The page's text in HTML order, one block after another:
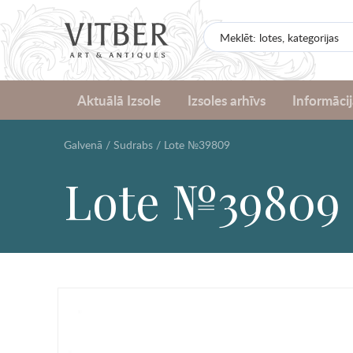
Aktuālā Izsole Izsoles arhīvs
Galvenā / Sudrabs / Lote №39809
Lote №39809